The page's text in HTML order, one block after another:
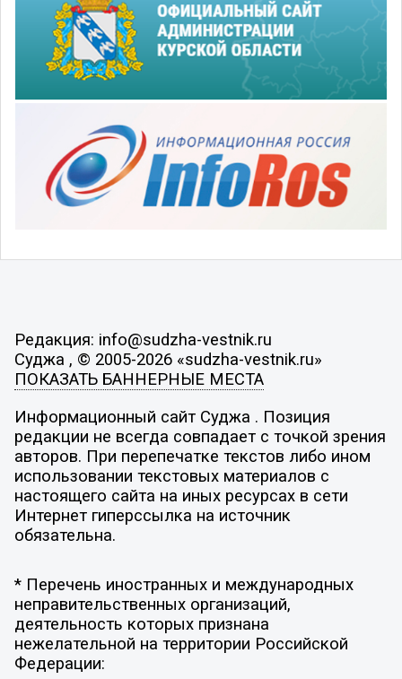
Редакция: info@sudzha-vestnik.ru
Суджа , © 2005-2026 «sudzha-vestnik.ru»
ПОКАЗАТЬ БАННЕРНЫЕ МЕСТА
Информационный сайт Суджа . Позиция
редакции не всегда совпадает с точкой зрения
авторов. При перепечатке текстов либо ином
использовании текстовых материалов с
настоящего сайта на иных ресурсах в сети
Интернет гиперссылка на источник
обязательна.
* Перечень иностранных и международных
неправительственных организаций,
деятельность которых признана
нежелательной на территории Российской
Федерации: